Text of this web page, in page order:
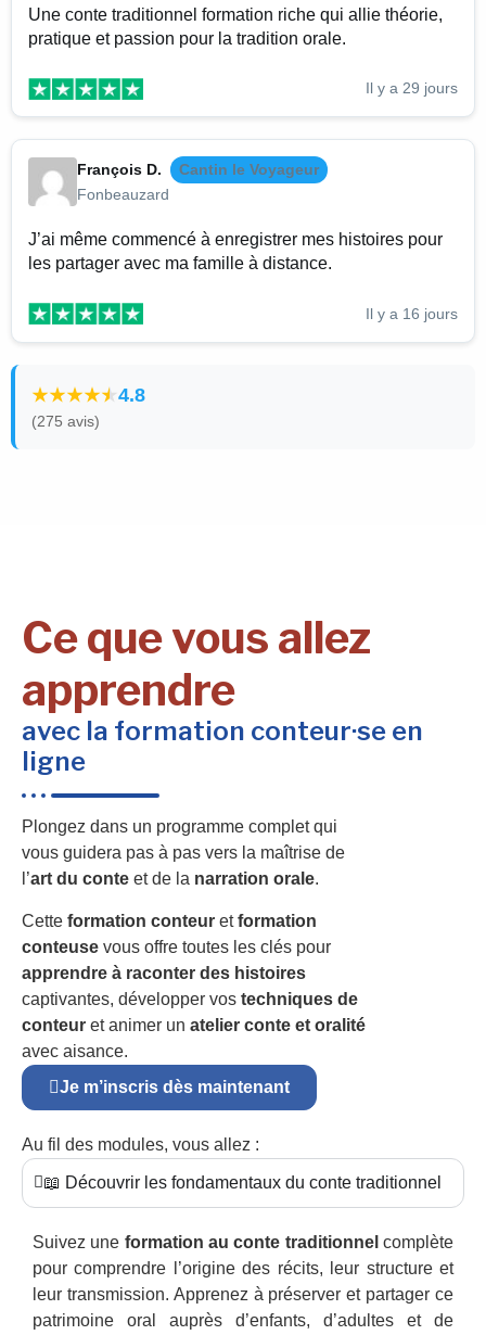
Une conte traditionnel formation riche qui allie théorie,
pratique et passion pour la tradition orale.
Il y a 29 jours
François D.
Cantin le Voyageur
Fonbeauzard
J’ai même commencé à enregistrer mes histoires pour
les partager avec ma famille à distance.
Il y a 16 jours
4.8
(275 avis)
Ce que vous allez
apprendre
avec la formation conteur·se en
ligne
Plongez dans un programme complet qui
vous guidera pas à pas vers la maîtrise de
l’art du conte et de la narration orale.
Cette formation conteur etformation
conteuse vous offre toutes les clés pour
apprendre à raconter des histoires
captivantes, développer vos techniques de
conteur et animer un atelier conte et oralité
avec aisance.
Je m’inscris dès maintenant
Au fil des modules, vous allez :
📖 Découvrir les fondamentaux du conte traditionnel
Suivez une formation au conte traditionnel complète
pour comprendre l’origine des récits, leur structure et
leur transmission. Apprenez à préserver et partager ce
patrimoine oral auprès d’enfants, d’adultes et de